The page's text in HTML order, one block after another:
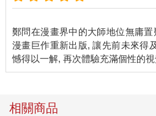
鄭問在漫畫界中的大師地位無庸
漫畫巨作重新出版, 讓先前未來得
相關商品